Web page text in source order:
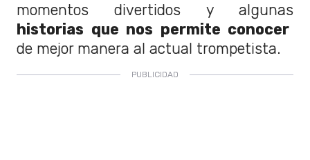
momentos divertidos y algunas
historias que nos permite conocer
de mejor manera al actual trompetista.